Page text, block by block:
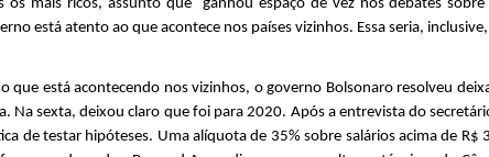
os mais ricos, assunto que ganhou espaço de vez nos debates
está atento ao que acontece nos países vizinhos. Essa seria,
que está acontecendo nos vizinhos, o governo Bolsonaro resolveu
Na sexta, deixou claro que foi para 2020. Após a entrevista do
de testar hipóteses. Uma alíquota de 35% sobre salários acima de R$